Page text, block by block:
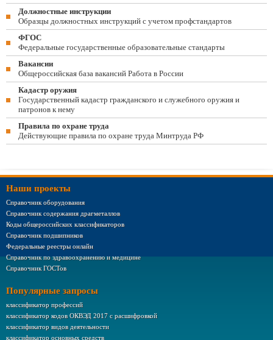
Должностные инструкции
Образцы должностных инструкций с учетом профстандартов
ФГОС
Федеральные государственные образовательные стандарты
Вакансии
Общероссийская база вакансий Работа в России
Кадастр оружия
Государственный кадастр гражданского и служебного оружия и
патронов к нему
Правила по охране труда
Действующие правила по охране труда Минтруда РФ
Наши проекты
Справочник оборудования
Справочник содержания драгметаллов
Коды общероссийских классификаторов
Справочник подшипников
Федеральные реестры онлайн
Справочник по здравоохранению и медицине
Справочник ГОСТов
Популярные запросы
классификатор профессий
классификатор кодов ОКВЭД 2017 с расшифровкой
классификатор видов деятельности
классификатор основных средств